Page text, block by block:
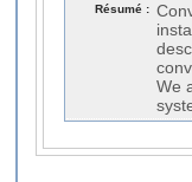
Résumé :
We